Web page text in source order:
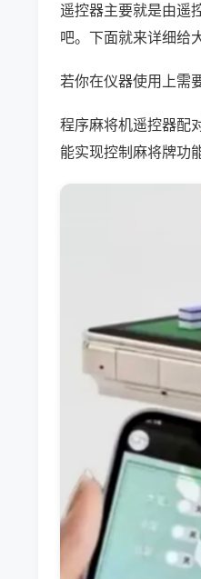
遥控器主要就是由遥
吧。下面就来详细给
若你在仪器使用上需
程序麻将机遥控器配
能实现控制麻将牌功